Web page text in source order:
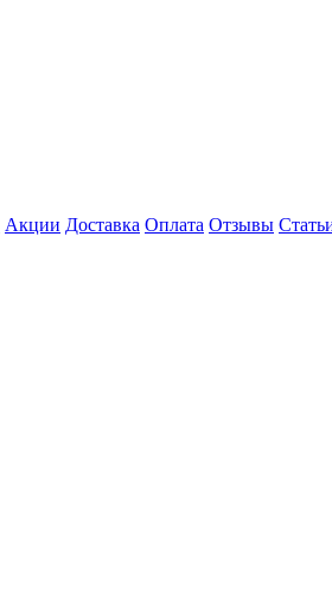
Акции Доставка Оплата Отзывы